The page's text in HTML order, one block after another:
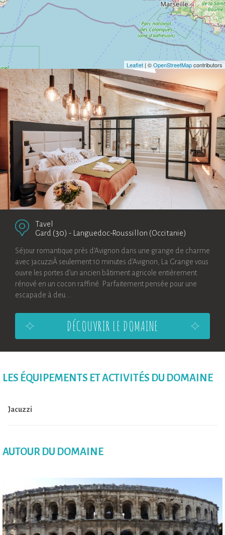
Leaflet | ©OpenStreetMapcontributors
Tavel
Gard (30) - Languedoc-Roussillon (Occitanie)
Séjour romantique près d’Avignon dans une grange de charme
avec jacuzziÀ seulement 10 minutes d’Avignon, La Grange vous
ouvre les portes d’un ancien bâtiment agricole entièrement
rénové en un cocon raffiné. Parfaitement pensée pour une
escapade à deu...
DÉCOUVRIR LE DOMAINE
LES ÉQUIPEMENTS ET ACTIVITÉS DU DOMAINE
Jacuzzi
AUTOUR DU DOMAINE